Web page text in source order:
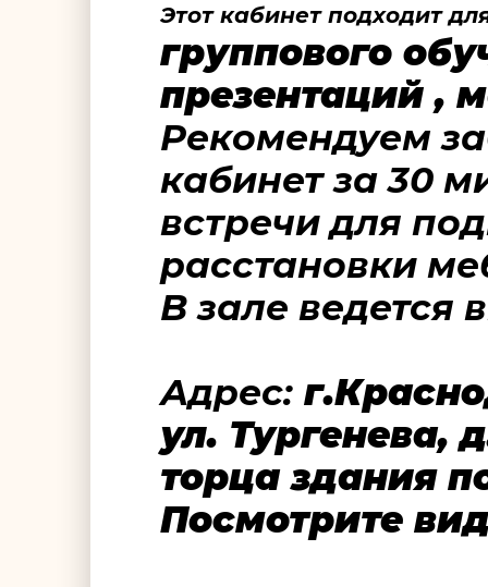
Этот кабинет подходит
группового
презентаций ,
Рекомендуем
кабинет за 30
встречи для
расстановки
В зале ведется
Адрес:
ул. Тургенева,
торца здания
Посмотрите